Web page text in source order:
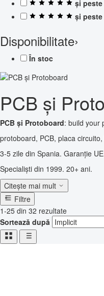
și peste
și peste
Disponibilitate›
În stoc
PCB și
PCB și Protoboard: build your
protoboard, PCB, placa
3-5 zile din Spania. Garanție
Specialiști din 1999. 20+ ani.
Citește mai mult
Filtre
1-25 din 32 rezultate
Sortează după